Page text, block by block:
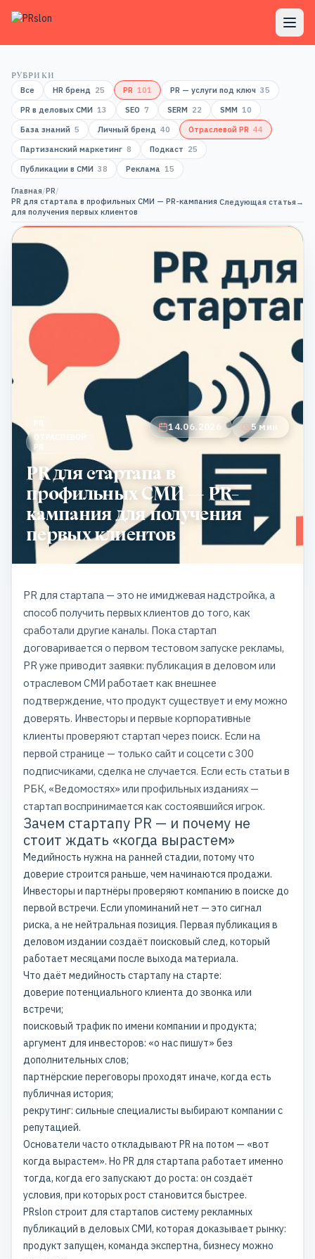
РУБРИКИ
Все
HR бренд 25 PR 101 PR — услуги под ключ 35
PR в деловых СМИ 13 SEO 7 SERM 22 SMM 10
База знаний 5 Личный бренд 40 Отраслевой PR 44
Партизанский маркетинг 8 Подкаст 25
Публикации в СМИ 38 Реклама 15
Главная/PR/
PR для стартапа в профильных СМИ — PR-кампания
для получения первых клиентов
Следующая статья→
PR
ОТРАСЛЕВОЙ
PR
14.06.2026 5 мин
PR для стартапа в
профильных СМИ — PR-
кампания для получения
первых клиентов
PR для стартапа — это не имиджевая надстройка, а
способ получить первых клиентов до того, как
сработали другие каналы. Пока стартап
договаривается о первом тестовом запуске рекламы,
PR уже приводит заявки: публикация в деловом или
отраслевом СМИ работает как внешнее
подтверждение, что продукт существует и ему можно
доверять. Инвесторы и первые корпоративные
клиенты проверяют стартап через поиск. Если на
первой странице — только сайт и соцсети с 300
подписчиками, сделка не случается. Если есть статьи в
РБК, «Ведомостях» или профильных изданиях —
стартап воспринимается как состоявшийся игрок.
Зачем стартапу PR — и почему не
стоит ждать «когда вырастем»
Медийность нужна на ранней стадии, потому что
доверие строится раньше, чем начинаются продажи.
Инвесторы и партнёры проверяют компанию в поиске до
первой встречи. Если упоминаний нет — это сигнал
риска, а не нейтральная позиция. Первая публикация в
деловом издании создаёт поисковый след, который
работает месяцами после выхода материала.
Что даёт медийность стартапу на старте:
доверие потенциального клиента до звонка или
встречи;
поисковый трафик по имени компании и продукта;
аргумент для инвесторов: «о нас пишут» без
дополнительных слов;
партнёрские переговоры проходят иначе, когда есть
публичная история;
рекрутинг: сильные специалисты выбирают компании с
репутацией.
Основатели часто откладывают PR на потом — «вот
когда вырастем». Но PR для стартапа работает именно
тогда, когда его запускают до роста: он создаёт
условия, при которых рост становится быстрее.
PRslon строит для стартапов системурекламных
публикаций в деловых СМИ, которая доказывает рынку:
продукт запущен, команда экспертна, бизнесу можно